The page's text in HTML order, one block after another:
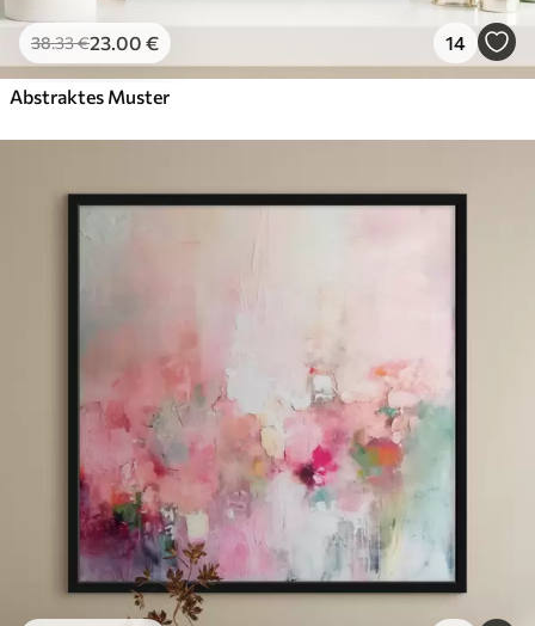
38.33€23.00 € 14
Abstraktes Muster